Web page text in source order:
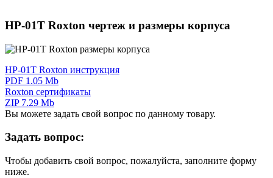
HP-01T Roxton чертеж и размеры корпуса
HP-01T Roxton инструкция
PDF 1.05 Mb
Roxton сертификаты
ZIP 7.29 Mb
Вы можете задать свой вопрос по данному товару.
Задать вопрос:
Чтобы добавить свой вопрос, пожалуйста, заполните форму
ниже.